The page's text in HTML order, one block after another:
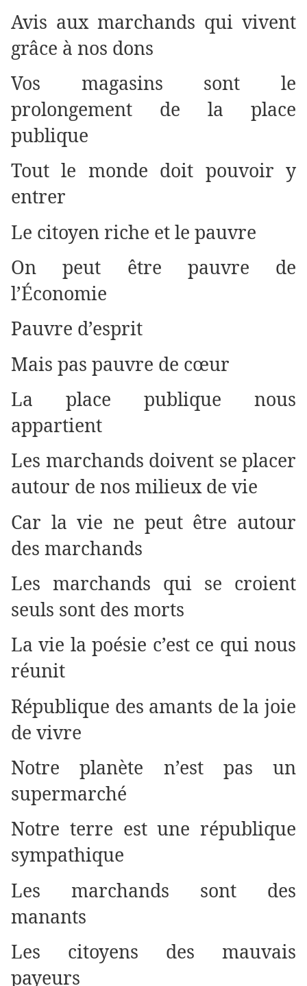
Avis aux marchands qui vivent
grâce à nos dons
Vos magasins sont le
prolongement de la place
publique
Tout le monde doit pouvoir y
entrer
Le citoyen riche et le pauvre
On peut être pauvre de
l’Économie
Pauvre d’esprit
Mais pas pauvre de cœur
La place publique nous
appartient
Les marchands doivent se placer
autour de nos milieux de vie
Car la vie ne peut être autour
des marchands
Les marchands qui se croient
seuls sont des morts
La vie la poésie c’est ce qui nous
réunit
République des amants de la joie
de vivre
Notre planète n’est pas un
supermarché
Notre terre est une république
sympathique
Les marchands sont des
manants
Les citoyens des mauvais
payeurs